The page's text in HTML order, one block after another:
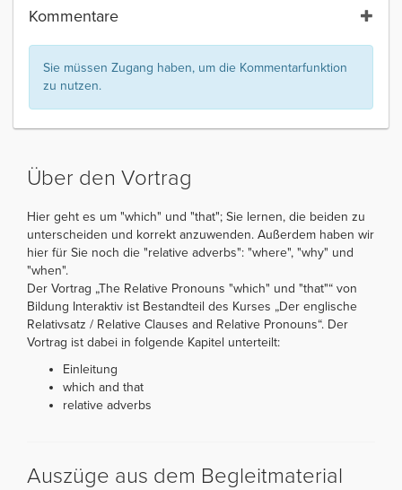
Kommentare
Sie müssen Zugang haben, um die Kommentarfunktion
zu nutzen.
Über den Vortrag
Hier geht es um "which" und "that"; Sie lernen, die beiden zu
unterscheiden und korrekt anzuwenden. Außerdem haben wir
hier für Sie noch die "relative adverbs": "where", "why" und
"when".
Der Vortrag „The Relative Pronouns "which" und "that"“ von
Bildung Interaktiv ist Bestandteil des Kurses „Der englische
Relativsatz / Relative Clauses and Relative Pronouns“. Der
Vortrag ist dabei in folgende Kapitel unterteilt:
Einleitung
which and that
relative adverbs
Auszüge aus dem Begleitmaterial